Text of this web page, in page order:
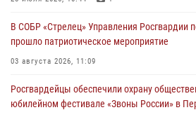
В СОБР «Стрелец» Управления Росгвардии
прошло патриотическое мероприятие
03 августа 2026, 11:09
Росгвардейцы обеспечили охрану
юбилейном фестивале «Звоны России» в